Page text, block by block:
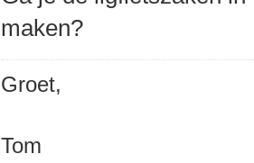
maken?
Groet,
Tom